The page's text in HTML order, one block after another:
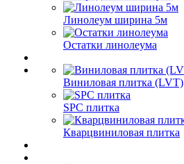
Линолеум ширина 5м
Остатки линолеума
Виниловая плитка (LVT)
SPC плитка
Кварцвиниловая плитка